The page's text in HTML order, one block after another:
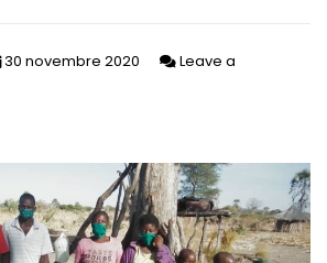
30 novembre 2020
Leave a